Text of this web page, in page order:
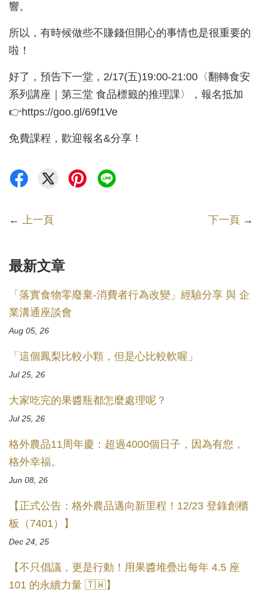
響。
所以，有時候做些不賺錢但開心的事情也是很重要的
啦！
好了，預告下一堂，2/17(五)19:00-21:00〈翻轉食安
系列講座｜第三堂 食品標籤的推理課〉，報名抵加
👉https://goo.gl/69f1Ve
免費課程，歡迎報名&分享！
← 上一頁 下一頁 →
最新文章
「落實食物零廢棄-消費者行為改變」經驗分享 與 企
業溝通座談會
Aug 05, 26
「這個鳳梨比較小顆，但是心比較軟喔」
Jul 25, 26
大家吃完的果醬瓶都怎麼處理呢？
Jul 25, 26
格外農品11周年慶：超過4000個日子，因為有您，
格外幸福。
Jun 08, 26
【正式公告：格外農品邁向新里程！12/23 登錄創櫃
板（7401）】
Dec 24, 25
【不只倡議，更是行動！用果醬堆疊出每年 4.5 座
101 的永續力量 🇹🇼】